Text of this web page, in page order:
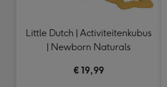
Little Dutch | Activiteitenkubus
| Newborn Naturals
€ 19,99